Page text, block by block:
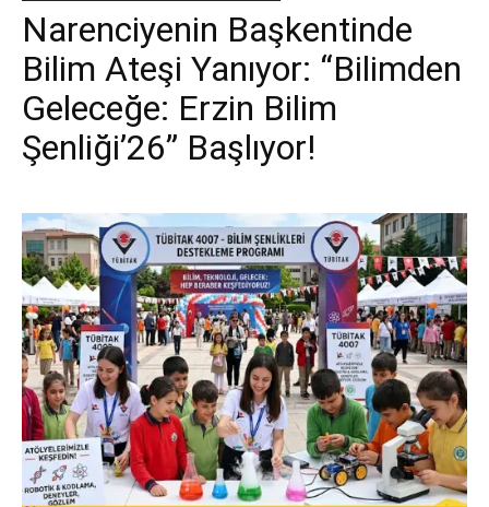
Narenciyenin Başkentinde
Bilim Ateşi Yanıyor: “Bilimden
Geleceğe: Erzin Bilim
Şenliği’26” Başlıyor!